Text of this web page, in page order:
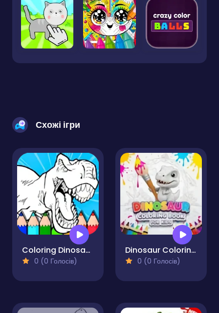
Схожі ігри
Coloring Dinosaurs for Kids
0 (0 Голосів)
Dinosaur Coloring Book for Kids
0 (0 Голосів)